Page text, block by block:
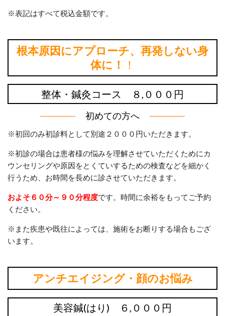
※表記はすべて税込金額です。
根本原因にアプローチ、再発しない身
体に！
！
整体・鍼灸コース ８,０００円
初めての方へ
※初回のみ初診料として別途２０００円いただきます。
※初診の場合は患者様の悩みを理解させていただくためにカ
ウンセリングや原因をとくていするための検査などを細かく
行うため、お時間を長めに診させていただきます。
およそ６０分～９０分程度です。時間に余裕をもってご予約
ください。
※また疾患や既往によっては、施術をお断りする場合もござ
います。
アンチエイジング・顔のお悩み
美容鍼(はり) ６,０００円